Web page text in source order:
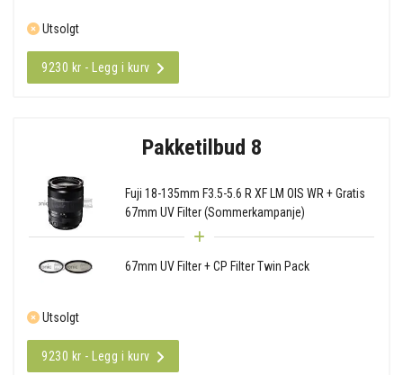
Utsolgt
9230 kr - Legg i kurv
Pakketilbud 8
Fuji 18-135mm F3.5-5.6 R XF LM OIS WR + Gratis
67mm UV Filter (Sommerkampanje)
67mm UV Filter + CP Filter Twin Pack
Utsolgt
9230 kr - Legg i kurv